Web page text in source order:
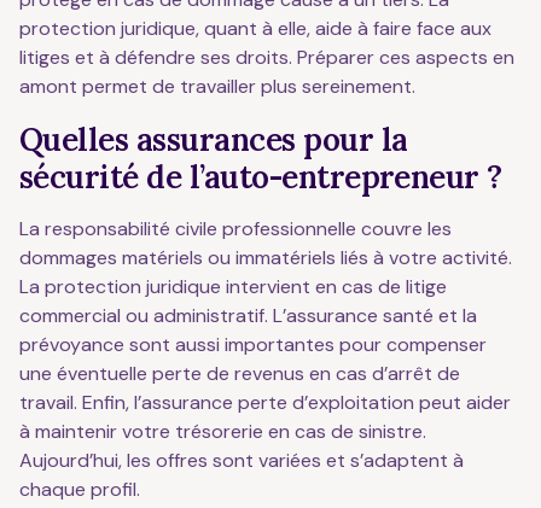
protection juridique, quant à elle, aide à faire face aux
litiges et à défendre ses droits. Préparer ces aspects en
amont permet de travailler plus sereinement.
Quelles assurances pour la
sécurité de l’auto-entrepreneur ?
La responsabilité civile professionnelle couvre les
dommages matériels ou immatériels liés à votre activité.
La protection juridique intervient en cas de litige
commercial ou administratif. L’assurance santé et la
prévoyance sont aussi importantes pour compenser
une éventuelle perte de revenus en cas d’arrêt de
travail. Enfin, l’assurance perte d’exploitation peut aider
à maintenir votre trésorerie en cas de sinistre.
Aujourd’hui, les offres sont variées et s’adaptent à
chaque profil.